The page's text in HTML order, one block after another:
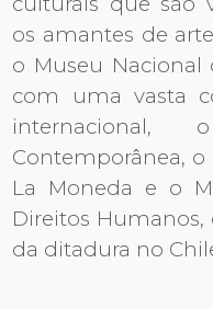
os amantes de
o Museu Nacional
com uma vasta
Contemporânea, o
La Moneda e o
Direitos
da ditadura no